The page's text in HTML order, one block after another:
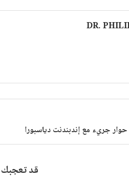
DR.
جريء مع إندبندنت دياسبورا
قد